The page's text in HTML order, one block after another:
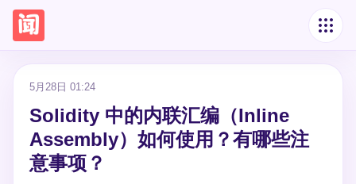
5月28日 01:24
Solidity 中的内联汇编（Inline
Assembly）如何使用？有哪些注
意事项？